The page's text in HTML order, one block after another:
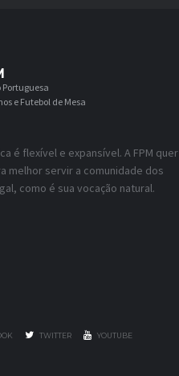
e Futebol de Mesa
é flexível e expansível. A FPM quer
melhor servir a comunidade dos
como é sua vocação natural.
TWITTER YOUTUBE